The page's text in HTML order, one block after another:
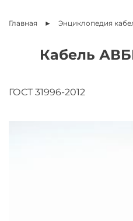
Главная Энциклопедия
Кабель
ГОСТ 31996-2012